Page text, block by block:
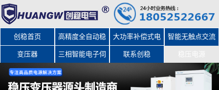
创稳首页 高精度全自动稳
压器
大功率补偿式电
力稳压器
智能无触点交流
变压器 三相智能电子伺 联系创稳